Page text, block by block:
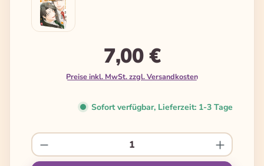
7,00 €
Preise inkl. MwSt. zzgl. Versandkosten
Sofort verfügbar, Lieferzeit: 1-3 Tage
Produkt Anzahl: Gib den gewünschten